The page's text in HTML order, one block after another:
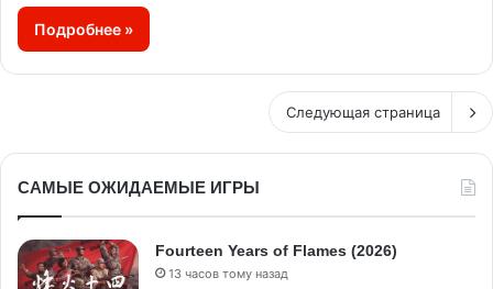
Подробнее »
Следующая страница
САМЫЕ ОЖИДАЕМЫЕ ИГРЫ
Fourteen Years of Flames (2026)
13 часов тому назад